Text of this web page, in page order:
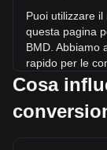
Puoi utilizzare
questa pagina
BMD. Abbiamo
rapido per le
equivalgono a
circa
Cosa